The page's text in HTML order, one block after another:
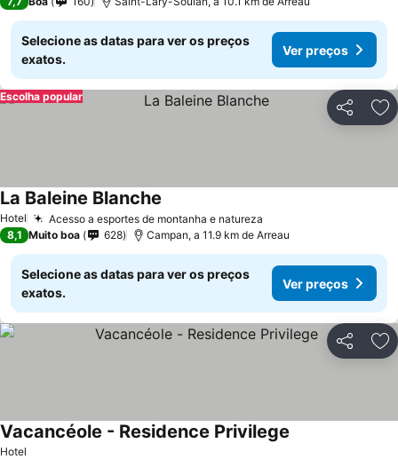
Selecione as datas para ver os preços
exatos.
Ver preços
Partilhar
Escolha popular
Hotel Acesso a esportes de montanha e natureza
La Baleine Blanche
8,1 Muito boa 628 Campan, a 11.9 km de Arreau
Selecione as datas para ver os preços
exatos.
Ver preços
Partilhar
Hotel
Vacancéole - Residence Privilege